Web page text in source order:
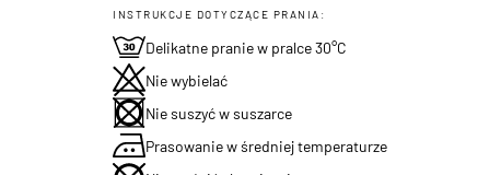
INSTRUKCJE DOTYCZĄCE PRANIA:
Delikatne pranie w pralce 30°C
Nie wybielać
Nie suszyć w suszarce
Prasowanie w średniej temperaturze